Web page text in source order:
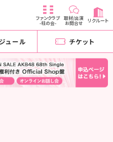
ファンクラブ
-柱の会-
取材/出演
お問合せ リクルート
ュール チケット